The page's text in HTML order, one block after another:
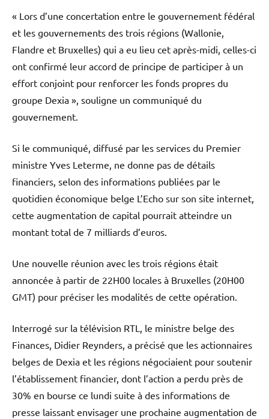
« Lors d’une concertation entre le gouvernement fédéral
et les gouvernements des trois régions (Wallonie,
Flandre et Bruxelles) qui a eu lieu cet après-midi, celles-ci
ont confirmé leur accord de principe de participer à un
effort conjoint pour renforcer les fonds propres du
groupe Dexia », souligne un communiqué du
gouvernement.
Si le communiqué, diffusé par les services du Premier
ministre Yves Leterme, ne donne pas de détails
financiers, selon des informations publiées par le
quotidien économique belge L’Echo sur son site internet,
cette augmentation de capital pourrait atteindre un
montant total de 7 milliards d’euros.
Une nouvelle réunion avec les trois régions était
annoncée à partir de 22H00 locales à Bruxelles (20H00
GMT) pour préciser les modalités de cette opération.
Interrogé sur la télévision RTL, le ministre belge des
Finances, Didier Reynders, a précisé que les actionnaires
belges de Dexia et les régions négociaient pour soutenir
l’établissement financier, dont l’action a perdu près de
30% en bourse ce lundi suite à des informations de
presse laissant envisager une prochaine augmentation de